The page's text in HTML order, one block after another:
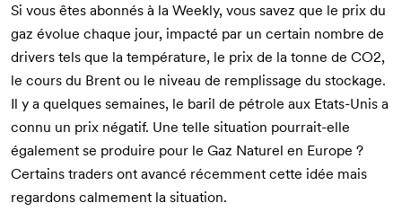
Si vous êtes abonnés à la Weekly, vous savez que le prix du
gaz évolue chaque jour, impacté par un certain nombre de
drivers tels que la température, le prix de la tonne de CO2,
le cours du Brent ou le niveau de remplissage du stockage.
Il y a quelques semaines, le baril de pétrole aux Etats-Unis a
connu un prix négatif. Une telle situation pourrait-elle
également se produire pour le Gaz Naturel en Europe ?
Certains traders ont avancé récemment cette idée mais
regardons calmement la situation.